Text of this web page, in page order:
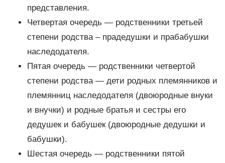
представления.
Четвертая очередь — родственники третьей
степени родства – прадедушки и прабабушки
наследодателя.
Пятая очередь — родственники четвертой
степени родства — дети родных племянников и
племянниц наследодателя (двоюродные внуки
и внучки) и родные братья и сестры его
дедушек и бабушек (двоюродные дедушки и
бабушки).
Шестая очередь — родственники пятой